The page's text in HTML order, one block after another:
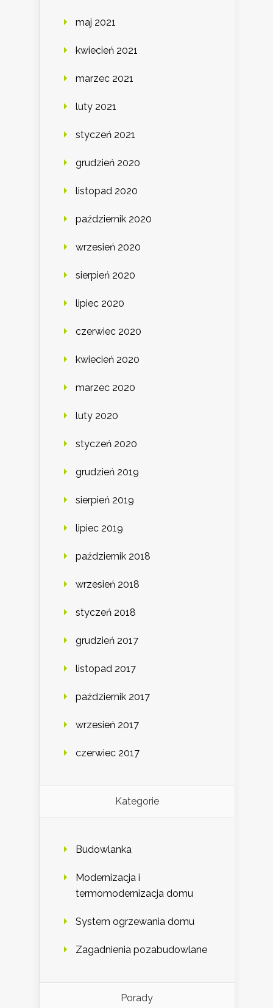
maj 2021
kwiecień 2021
marzec 2021
luty 2021
styczeń 2021
grudzień 2020
listopad 2020
październik 2020
wrzesień 2020
sierpień 2020
lipiec 2020
czerwiec 2020
kwiecień 2020
marzec 2020
luty 2020
styczeń 2020
grudzień 2019
sierpień 2019
lipiec 2019
październik 2018
wrzesień 2018
styczeń 2018
grudzień 2017
listopad 2017
październik 2017
wrzesień 2017
czerwiec 2017
Kategorie
Budowlanka
Modernizacja i
termomodernizacja domu
System ogrzewania domu
Zagadnienia pozabudowlane
Porady